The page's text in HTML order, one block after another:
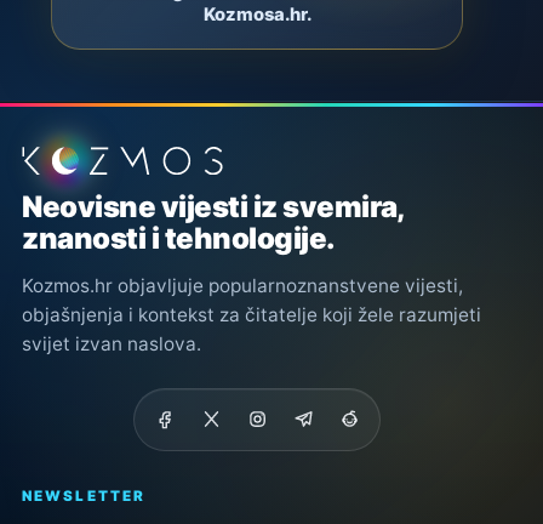
Kozmosa.hr.
Podnožje stranice
Neovisne vijesti iz svemira,
znanosti i tehnologije.
Kozmos.hr objavljuje popularnoznanstvene vijesti,
objašnjenja i kontekst za čitatelje koji žele razumjeti
svijet izvan naslova.
NEWSLETTER